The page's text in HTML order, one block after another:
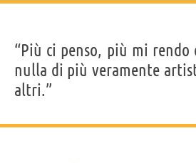
“Più ci penso, più mi rendo
nulla di più veramente
altri.”